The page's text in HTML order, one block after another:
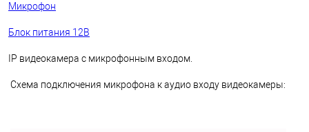
Микрофон
Блок питания 12В
IP видеокамера с микрофонным входом.
Схема подключения микрофона к аудио входу видеокамеры: